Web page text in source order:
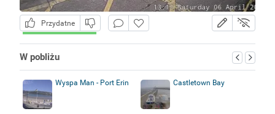
Przydatne
W pobliżu
Wyspa Man - Port Erin Castletown Bay